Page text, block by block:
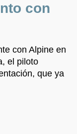
con
con Alpine en
el piloto
que ya